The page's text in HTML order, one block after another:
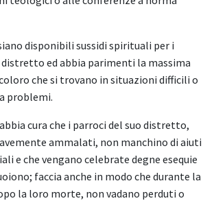
disponibili sussidi spirituali per i
ed abbia parimenti la massima
che si trovano in situazioni difficili o
problemi.
cura che i parroci del suo distretto,
ammalati, non manchino di aiuti
e che vengano celebrate degne esequie
faccia anche in modo che durante la
la loro morte, non vadano perduti o